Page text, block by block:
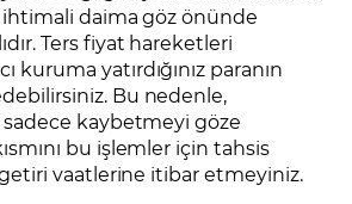
daima göz önünde
Ters fiyat hareketleri
kuruma yatırdığınız paranın
Bu nedenle,
kaybetmeyi göze
bu işlemler için tahsis
vaatlerine itibar etmeyiniz.